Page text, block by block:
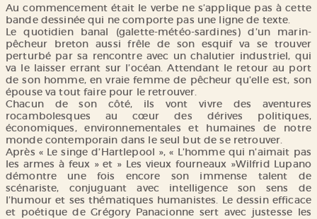
Au commencement était le verbe ne s’applique pas à cette
bande dessinée qui ne comporte pas une ligne de texte.
Le quotidien banal (galette-météo-sardines) d’un marin-
pêcheur breton aussi frêle de son esquif va se trouver
perturbé par sa rencontre avec un chalutier industriel, qui
va le laisser errant sur l’océan. Attendant le retour au port
de son homme, en vraie femme de pêcheur qu’elle est, son
épouse va tout faire pour le retrouver.
Chacun de son côté, ils vont vivre des aventures
rocambolesques au cœur des dérives politiques,
économiques, environnementales et humaines de notre
monde contemporain dans le seul but de se retrouver.
Après « Le singe d’Hartlepool », « L’homme qui n’aimait pas
les armes à feux » et » Les vieux fourneaux »Wilfrid Lupano
démontre une fois encore son immense talent de
scénariste, conjuguant avec intelligence son sens de
l’humour et ses thématiques humanistes. Le dessin efficace
et poétique de Grégory Panacionne sert avec justesse les